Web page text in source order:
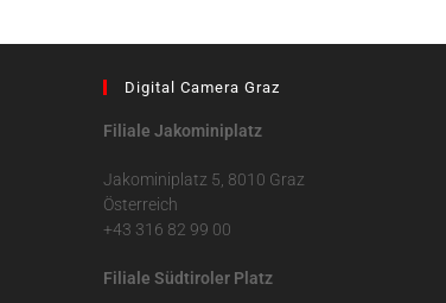
Digital Camera Graz
Filiale Jakominiplatz
Jakominiplatz 5, 8010 Graz
Österreich
+43 316 82 99 00
Filiale Südtiroler Platz